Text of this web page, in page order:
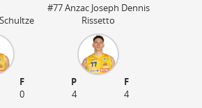
F
0
#77 Anzac Joseph Dennis
Rissetto
P
F
4
4